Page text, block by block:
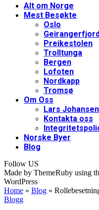
Alt om Norge
Mest Besøkte
Oslo
Preikestolen
Trolltunga
Bergen
Lofoten
Nordkapp
Tromsø
Om Oss
Lars Johansen
Kontakta oss
Norske Byer
Blog
Follow US
Made by ThemeRuby using
WordPress
Home » Blog »
Blogg